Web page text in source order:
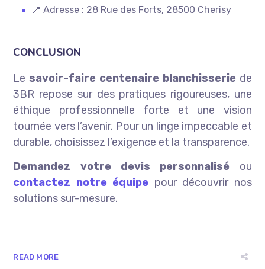
📍 Adresse : 28 Rue des Forts, 28500 Cherisy
CONCLUSION
Le savoir-faire centenaire blanchisserie de
3BR repose sur des pratiques rigoureuses, une
éthique professionnelle forte et une vision
tournée vers l’avenir. Pour un linge impeccable et
durable, choisissez l’exigence et la transparence.
Demandez votre devis personnalisé ou
contactez notre équipe pour découvrir nos
solutions sur-mesure.
READ MORE